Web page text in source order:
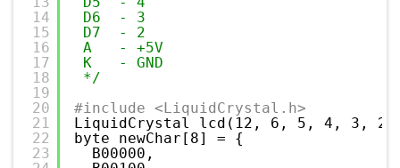
14
15
16
17
18
19
20
21
22
23
D6  - 3
D7  - 2
A   - +5V
K   - GND
*/
#include <LiquidCrystal.h>
LiquidCrystal lcd(12, 6, 5, 4, 3,
byte newChar[8] = {
B00000,